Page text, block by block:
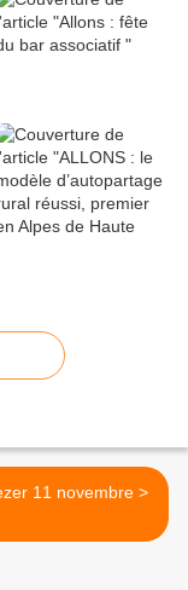
Beauvezer 11 novembre >